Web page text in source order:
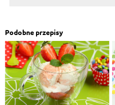
Podobne przepisy